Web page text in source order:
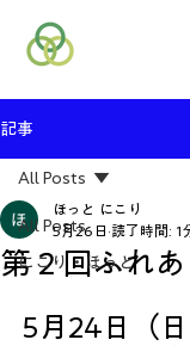
記事
All Posts
にこり・ほっと
All Posts
第２回ふれ
ほっと にこり
5月26日 読了時間: 1
5月24日（